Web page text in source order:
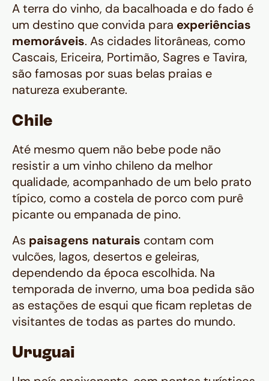
A terra do vinho, da bacalhoada e do fado é
um destino que convida para experiências
memoráveis. As cidades litorâneas, como
Cascais, Ericeira, Portimão, Sagres e Tavira,
são famosas por suas belas praias e
natureza exuberante.
Chile
Até mesmo quem não bebe pode não
resistir a um vinho chileno da melhor
qualidade, acompanhado de um belo prato
típico, como a costela de porco com purê
picante ou empanada de pino.
As paisagens naturais contam com
vulcões, lagos, desertos e geleiras,
dependendo da época escolhida. Na
temporada de inverno, uma boa pedida são
as estações de esqui que ficam repletas de
visitantes de todas as partes do mundo.
Uruguai